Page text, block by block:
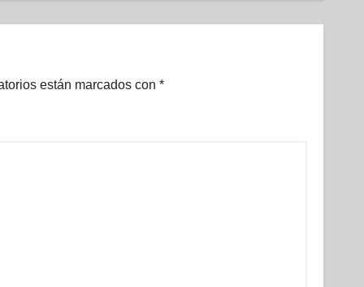
están marcados con *